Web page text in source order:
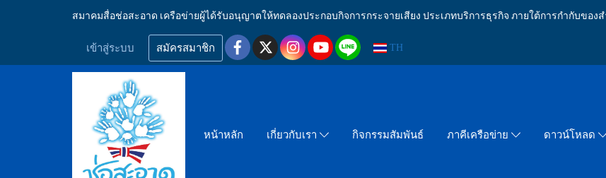
สมาคมสื่อช่อสะอาด เครือข่ายผู้ได้รับอนุญาตให้ทดลองประกอบกิจการกระจายเสียง ประเภทบริการธุรกิจ ภายใต้การกำกับข
เข้าสู่ระบบ สมัครสมาชิก TH
หน้าหลัก เกี่ยวกับเรา กิจกรรมสัมพันธ์ ภาคีเครือข่าย ดาวน์โหลด